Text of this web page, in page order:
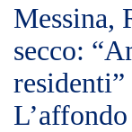
Messina,
secco:
residenti”